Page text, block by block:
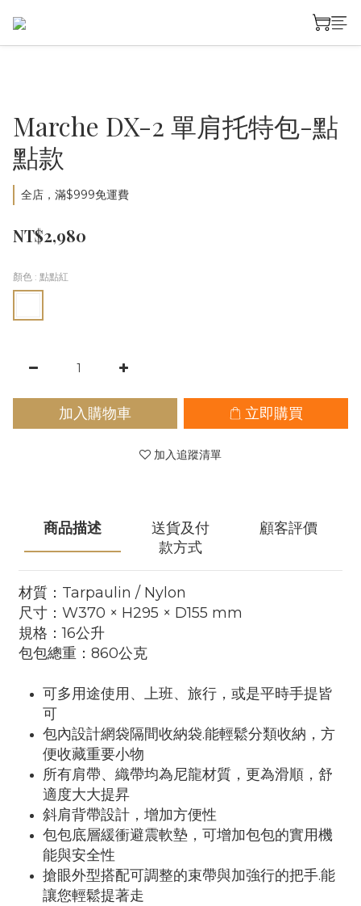
Marche DX-2 單肩托特包-點
點款
全店，滿$999免運費
NT$2,980
顏色 : 點點紅
加入購物車 立即購買
加入追蹤清單
商品描述
送貨及付
款方式
顧客評價
材質：Tarpaulin / Nylon
尺寸：W370 × H295 × D155 mm
規格：16公升
包包總重：860公克
可多用途使用、上班、旅行，或是平時手提皆
可
包內設計網袋隔間收納袋.能輕鬆分類收納，方
便收藏重要小物
所有肩帶、織帶均為尼龍材質，更為滑順，舒
適度大大提昇
斜肩背帶設計，增加方便性
包包底層緩衝避震軟墊，可增加包包的實用機
能與安全性
搶眼外型搭配可調整的束帶與加強行的把手.能
讓您輕鬆提著走